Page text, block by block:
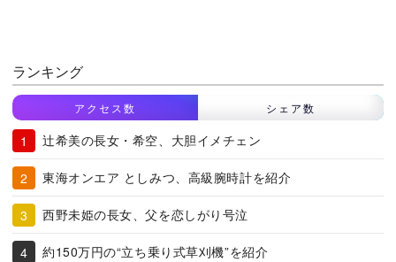
ランキング
アクセス数 シェア数
辻希美の長女・希空、大胆イメチェン
東海オンエア としみつ、高級腕時計を紹介
西野未姫の長女、父を恋しがり号泣
約150万円の“立ち乗り式草刈機”を紹介